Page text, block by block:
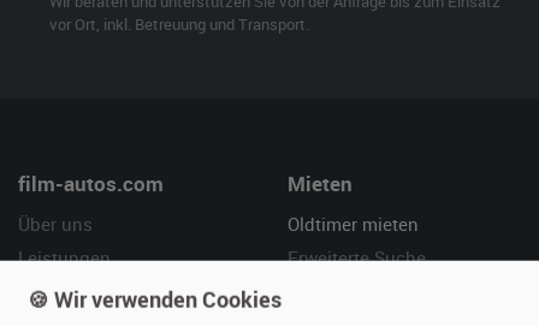
vor Ort, inkl. Betreuung und Transport.
film-autos.com
Über uns
Leistungen
Referenzen
Mieten
Oldtimer mieten
Erweiterte Suche
🍪 Wir verwenden Cookies